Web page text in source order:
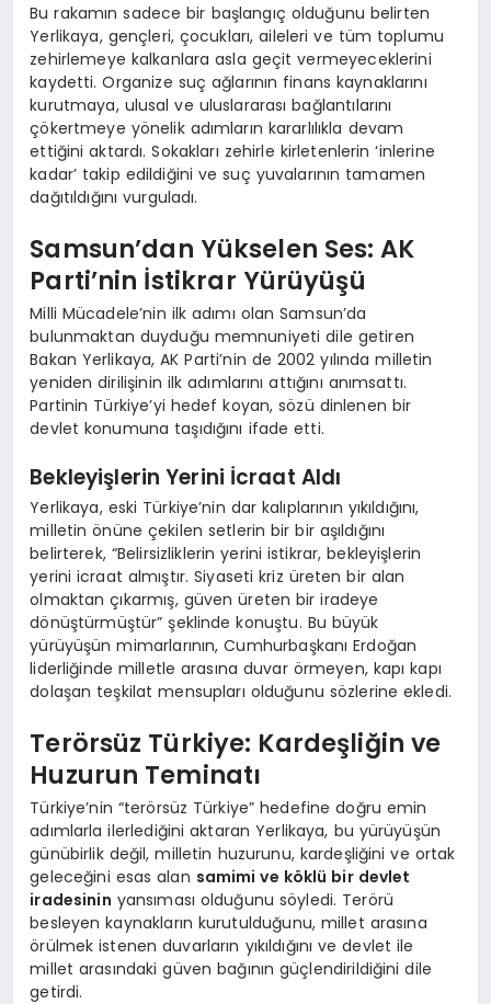
Bu rakamın sadece bir başlangıç olduğunu belirten
Yerlikaya, gençleri, çocukları, aileleri ve tüm toplumu
zehirlemeye kalkanlara asla geçit vermeyeceklerini
kaydetti. Organize suç ağlarının finans kaynaklarını
kurutmaya, ulusal ve uluslararası bağlantılarını
çökertmeye yönelik adımların kararlılıkla devam
ettiğini aktardı. Sokakları zehirle kirletenlerin ‘inlerine
kadar’ takip edildiğini ve suç yuvalarının tamamen
dağıtıldığını vurguladı.
Samsun’dan Yükselen Ses: AK
Parti’nin İstikrar Yürüyüşü
Milli Mücadele’nin ilk adımı olan Samsun’da
bulunmaktan duyduğu memnuniyeti dile getiren
Bakan Yerlikaya, AK Parti’nin de 2002 yılında milletin
yeniden dirilişinin ilk adımlarını attığını anımsattı.
Partinin Türkiye’yi hedef koyan, sözü dinlenen bir
devlet konumuna taşıdığını ifade etti.
Bekleyişlerin Yerini İcraat Aldı
Yerlikaya, eski Türkiye’nin dar kalıplarının yıkıldığını,
milletin önüne çekilen setlerin bir bir aşıldığını
belirterek, “Belirsizliklerin yerini istikrar, bekleyişlerin
yerini icraat almıştır. Siyaseti kriz üreten bir alan
olmaktan çıkarmış, güven üreten bir iradeye
dönüştürmüştür” şeklinde konuştu. Bu büyük
yürüyüşün mimarlarının, Cumhurbaşkanı Erdoğan
liderliğinde milletle arasına duvar örmeyen, kapı kapı
dolaşan teşkilat mensupları olduğunu sözlerine ekledi.
Terörsüz Türkiye: Kardeşliğin ve
Huzurun Teminatı
Türkiye’nin “terörsüz Türkiye” hedefine doğru emin
adımlarla ilerlediğini aktaran Yerlikaya, bu yürüyüşün
günübirlik değil, milletin huzurunu, kardeşliğini ve ortak
geleceğini esas alan samimi ve köklü bir devlet
iradesinin yansıması olduğunu söyledi. Terörü
besleyen kaynakların kurutulduğunu, millet arasına
örülmek istenen duvarların yıkıldığını ve devlet ile
millet arasındaki güven bağının güçlendirildiğini dile
getirdi.